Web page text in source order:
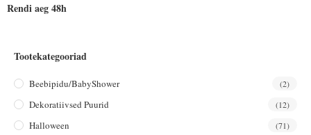
Rendi aeg 48h
Tootekategooriad
Beebipidu/BabyShower (2)
Dekoratiivsed Puurid (12)
Halloween (71)